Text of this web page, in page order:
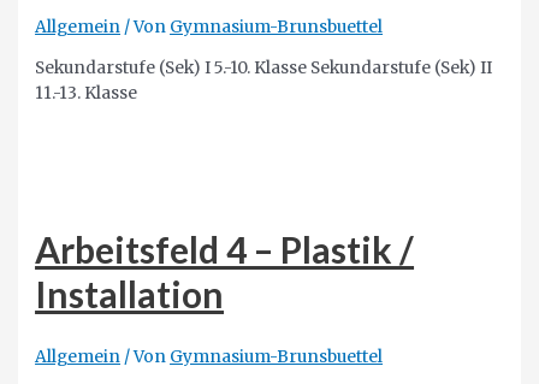
Allgemein / Von Gymnasium-Brunsbuettel
Sekundarstufe (Sek) I 5.-10. Klasse Sekundarstufe (Sek) II
11.-13. Klasse
Arbeitsfeld 4 – Plastik /
Installation
Allgemein/ Von Gymnasium-Brunsbuettel